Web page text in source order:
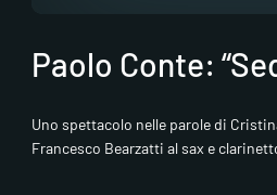
Paolo Conte:
Uno spettacolo nelle parole di
Francesco Bearzatti al sax e